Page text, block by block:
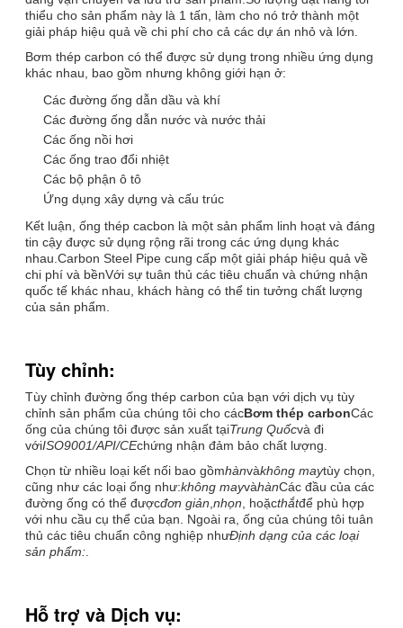
thiểu cho sản phẩm này là 1 tấn, làm cho nó trở thành một
giải pháp hiệu quả về chi phí cho cả các dự án nhỏ và lớn.
Bơm thép carbon có thể được sử dụng trong nhiều ứng dụng
khác nhau, bao gồm nhưng không giới hạn ở:
Các đường ống dẫn dầu và khí
Các đường ống dẫn nước và nước thải
Các ống nồi hơi
Các ống trao đổi nhiệt
Các bộ phận ô tô
Ứng dụng xây dựng và cấu trúc
Kết luận, ống thép cacbon là một sản phẩm linh hoạt và đáng
tin cậy được sử dụng rộng rãi trong các ứng dụng khác
nhau.Carbon Steel Pipe cung cấp một giải pháp hiệu quả về
chi phí và bềnVới sự tuân thủ các tiêu chuẩn và chứng nhận
quốc tế khác nhau, khách hàng có thể tin tưởng chất lượng
của sản phẩm.
Tùy chỉnh:
Tùy chỉnh đường ống thép carbon của bạn với dịch vụ tùy
chỉnh sản phẩm của chúng tôi cho cácBơm thép carbonCác
ống của chúng tôi được sản xuất tạiTrung Quốcvà đi
vớiISO9001/API/CEchứng nhận đảm bảo chất lượng.
Chọn từ nhiều loại kết nối bao gồmhànvàkhông maytùy chọn,
cũng như các loại ống như:không mayvàhànCác đầu của các
đường ống có thể đượcđơn giản nhọn , hoặcthắtđể phù hợp
với nhu cầu cụ thể của bạn. Ngoài ra, ống của chúng tôi tuân
thủ các tiêu chuẩn công nghiệp nhưĐịnh dạng của các loại
sản phẩm:
Hỗ trợ và Dịch vụ: